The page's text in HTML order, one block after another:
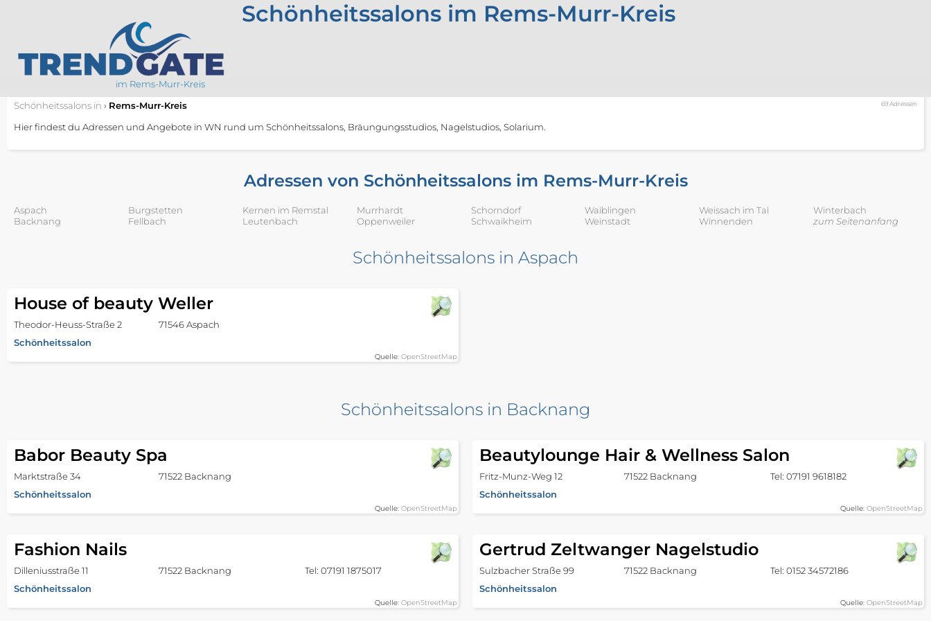
im Rems-Murr-Kreis
69 Adressen
Schönheitssalons in › Rems-Murr-Kreis
Schönheitssalons im Rems-Murr-Kreis
Hier findest du Adressen und Angebote in WN rund um Schönheitssalons, Bräungungsstudios, Nagelstudios, Solarium.
Adressen von Schönheitssalons im Rems-Murr-Kreis
Aspach
Backnang
Burgstetten
Fellbach
Kernen im Remstal
Leutenbach
Murrhardt
Oppenweiler
Schorndorf
Schwaikheim
Waiblingen
Weinstadt
Weissach im Tal
Winnenden
Winterbach
zum Seitenanfang
Schönheitssalons in Aspach
House of beauty Weller
Theodor-Heuss-Straße 2
71546 Aspach
Schönheitssalon
Quelle:OpenStreetMap
Schönheitssalons in Backnang
Babor Beauty Spa
Marktstraße 34
71522 Backnang
Schönheitssalon
Quelle:OpenStreetMap
Fashion Nails
Dilleniusstraße 11 71522 Backnang
Tel: 07191 1875017
Schönheitssalon
Quelle:OpenStreetMap
Beautylounge Hair & Wellness Salon
Fritz-Munz-Weg 12 71522 Backnang
Tel: 07191 9618182
Schönheitssalon
Quelle: OpenStreetMap
Gertrud Zeltwanger Nagelstudio
Sulzbacher Straße 99 71522 Backnang
Tel: 0152 34572186
Schönheitssalon
Quelle: OpenStreetMap